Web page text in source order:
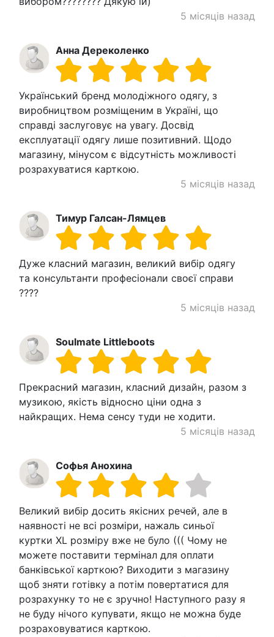
5 місяців назад
Анна Дереколенко
Український бренд молодіжного одягу, з
виробництвом розміщеним в Україні, що
справді заслуговує на увагу. Досвід
експлуатації одягу лише позитивний. Щодо
магазину, мінусом є відсутність можливості
розрахуватися карткою.
5 місяців назад
Тимур Галсан-Лямцев
Дуже класний магазин, великий вибір одягу
та консультанти професіонали своєї справи
????
5 місяців назад
Soulmate Littleboots
Прекрасний магазин, класний дизайн, разом з
музикою, якість відносно ціни одна з
найкращих. Нема сенсу туди не ходити.
5 місяців назад
Софья Анохина
Великий вибір досить якісних речей, але в
наявності не всі розміри, нажаль синьої
куртки XL розміру вже не було ((( Чому не
можете поставити термінал для оплати
банківської карткою? Виходити з магазину
щоб зняти готівку а потім повертатися для
розрахунку то не є зручно! Наступного разу я
не буду нічого купувати, якщо не можна буде
розраховуватися карткою.